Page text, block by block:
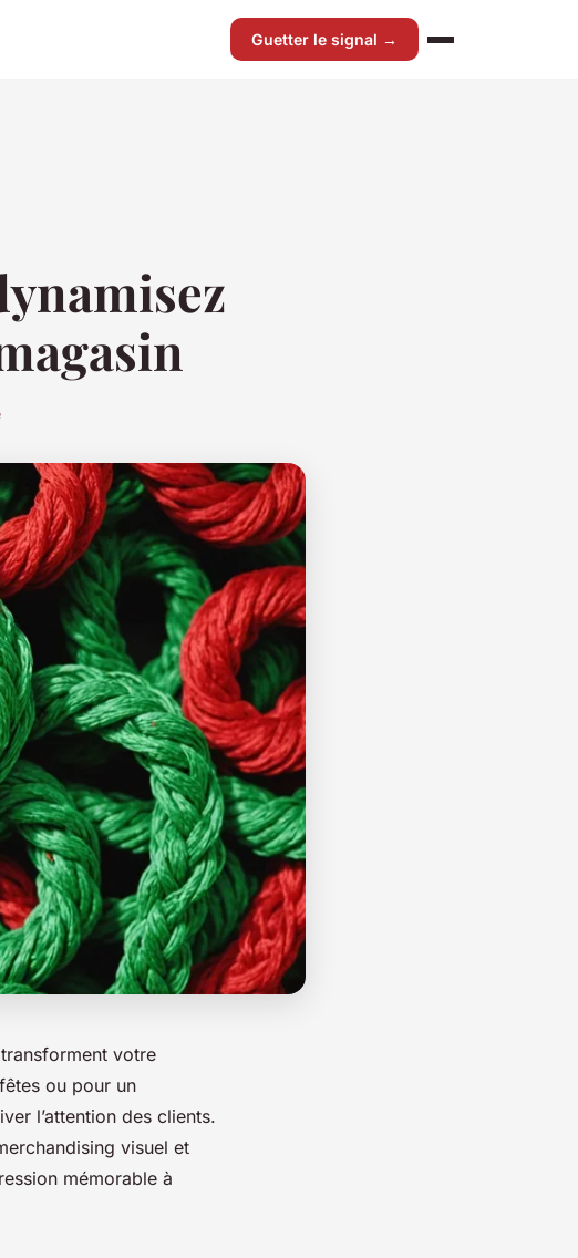
Guetter le signal →
votre
ou pour un
l’attention des clients.
visuel et
mémorable à